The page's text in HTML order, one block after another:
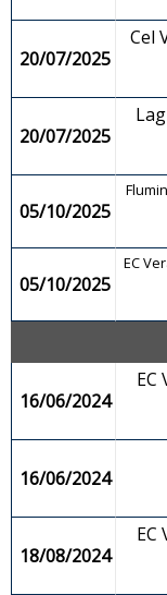
20/07/2025
Cel
20/07/2025
05/10/2025
05/10/2025
EC
16/06/2024
EC
16/06/2024
18/08/2024
EC